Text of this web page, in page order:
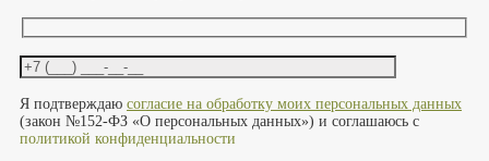
Я подтверждаю согласие на обработку моих персональных данных
(закон №152-ФЗ «О персональных данных») и соглашаюсь с
политикой конфиденциальности